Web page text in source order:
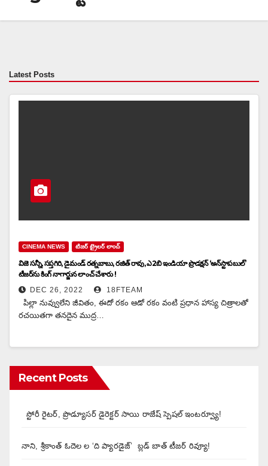
Latest Posts
CINEMA NEWS టిజర్ ట్రైలర్ లాంచ్
విజె సన్నీ, సప్తగిరి, డైమండ్ రత్నబాబు, రజిత్ రావు, ఎ2బి ఇండియా ప్రొడక్షన్ ‘అన్‌స్టాపబుల్’
టీజర్‌ను కింగ్ నాగార్జున లాంచ్ చేశారు !
DEC 26, 2022 18FTEAM
పిల్లా నువ్వులేని జీవితం, ఈదో రకం ఆడో రకం వంటి ప్రధాన హాస్య చిత్రాలతో
రచయితగా తనదైన ముద్ర…
Recent Posts
స్టోరీ రైటర్, ప్రొడ్యూసర్ డైరెక్టర్ సాయి రాజేష్ స్పెషల్ ఇంటర్వ్యూ!
నాని, శ్రీకాంత్ ఓదెల ల ‘ది ప్యారడైజ్’ బ్లడ్ బాత్ టీజర్ రివ్యూ!